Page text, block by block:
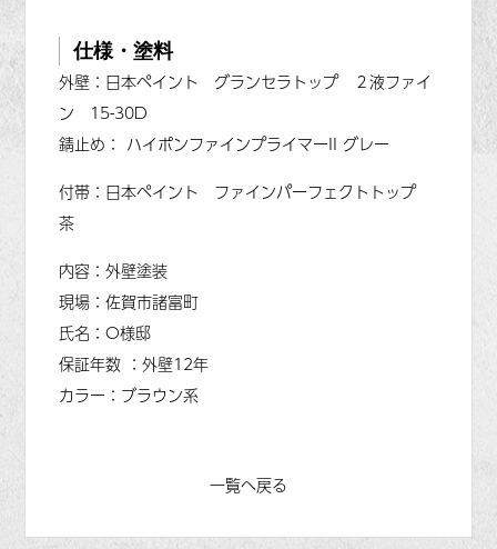
仕様・塗料
外壁：日本ペイント グランセラトップ ２液ファイ
ン 15-30D
錆止め： ハイポンファインプライマーII グレー
付帯：日本ペイント ファインパーフェクトトップ
茶
内容：外壁塗装
現場：佐賀市諸富町
氏名：O様邸
保証年数 ：外壁12年
カラー：ブラウン系
一覧へ戻る